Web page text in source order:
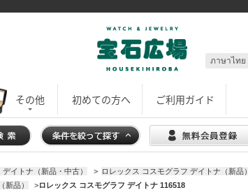
ภาษาไทย
その他 初めての方へ ご利用ガイド
イトナ（新品・中古） >
ロレックス コスモグラフ デイトナ（新品）
新品） >ロレックス コスモグラフ デイトナ 116518